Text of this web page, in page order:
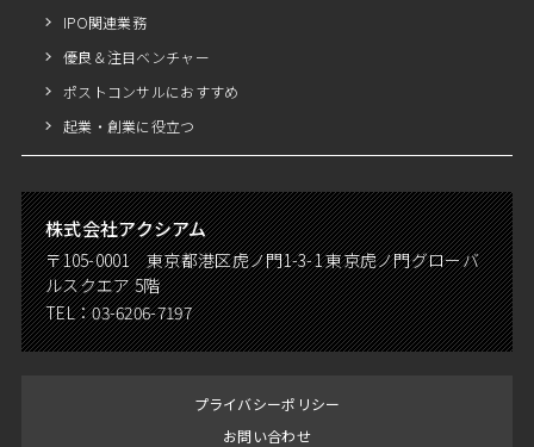
IPO関連業務
優良＆注目ベンチャー
ポストコンサルにおすすめ
起業・創業に役立つ
株式会社アクシアム
〒105-0001 東京都港区虎ノ門1-3-1 東京虎ノ門グローバ
ルスクエア 5階
TEL：03-6206-7197
プライバシーポリシー
お問い合わせ